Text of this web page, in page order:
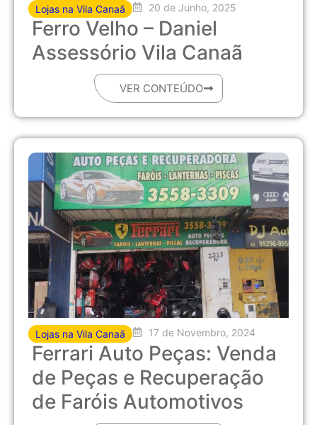
Lojas na Vila Canaã 20 de Junho, 2025
Ferro Velho – Daniel
Assessório Vila Canaã
VER CONTEÚDO
Lojas na Vila Canaã 17 de Novembro, 2024
Ferrari Auto Peças: Venda
de Peças e Recuperação
de Faróis Automotivos